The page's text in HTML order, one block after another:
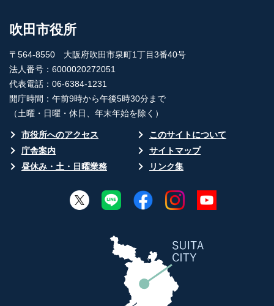
吹田市役所
〒564-8550 大阪府吹田市泉町1丁目3番40号
法人番号：6000020272051
代表電話：06-6384-1231
開庁時間：午前9時から午後5時30分まで
（土曜・日曜・休日、年末年始を除く）
市役所へのアクセス
このサイトについて
庁舎案内
サイトマップ
昼休み・土・日曜業務
リンク集